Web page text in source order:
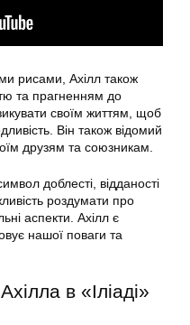
рисами, Ахілл також
та прагненням до
своїм життям, щоб
Він також відомий
друзям та союзникам.
доблесті, відданості
роздумати про
аспекти. Ахілл є
нашої поваги та
в «Іліаді»